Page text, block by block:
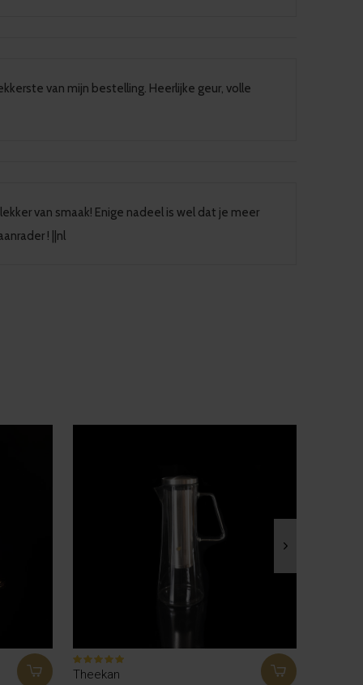
van mijn bestelling. Heerlijke geur, volle
van smaak! Enige nadeel is wel dat je meer
! ||nl
Theekan